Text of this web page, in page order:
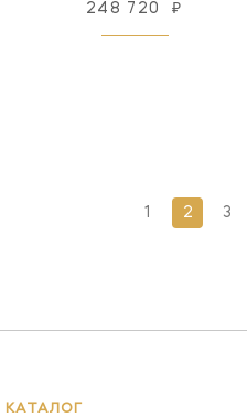
248 720 ₽
1 2 3
КАТАЛОГ